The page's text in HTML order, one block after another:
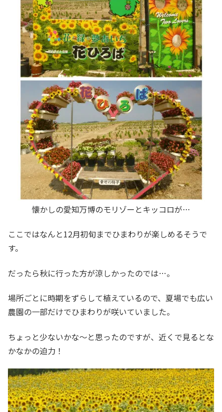
懐かしの愛知万博のモリゾーとキッコロが…
ここではなんと12月初旬までひまわりが楽しめるそうで
す。
だったら秋に行った方が涼しかったのでは…。
場所ごとに時期をずらして植えているので、夏場でも広い
農園の一部だけでひまわりが咲いていました。
ちょっと少ないかな～と思ったのですが、近くで見るとな
かなかの迫力！